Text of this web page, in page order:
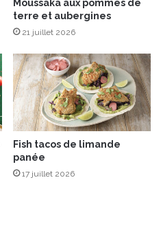
Moussaka aux pommes de
terre et aubergines
21 juillet 2026
Fish tacos de limande
panée
17 juillet 2026